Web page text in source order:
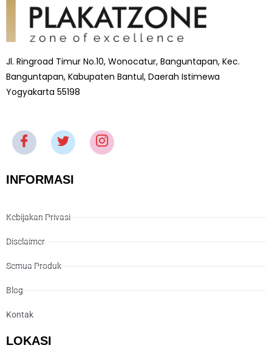
Jl. Ringroad Timur No.10, Wonocatur, Banguntapan, Kec.
Banguntapan, Kabupaten Bantul, Daerah Istimewa
Yogyakarta 55198
INFORMASI
Kebijakan Privasi
Disclaimer
Semua Produk
Blog
Kontak
LOKASI